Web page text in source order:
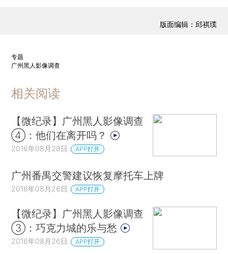
版面编辑：邱祺璞
专题
广州黑人影像调查
相关阅读
【微纪录】广州黑人影像调查
④：他们在离开吗？
2016年08月28日 APP打开
广州番禺交警建议恢复摩托车上牌
2016年08月26日 APP打开
【微纪录】广州黑人影像调查
③：巧克力城的乐与愁
2016年08月26日 APP打开